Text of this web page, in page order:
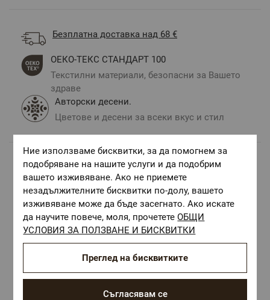
Безплатна доставка над 68 €
ОЕКО-ТЕКС СТАНДАРТ 100
Текстилни материали, безопасни за Вашето
здраве
Авторски десени.
Цветове и десени за всеки вкус и стил
Комбинирай с
Ние използваме бисквитки, за да помогнем за
подобряване на нашите услуги и да подобрим
вашето изживяване. Ако не приемете
незадължителните бисквитки по-долу, вашето
изживяване може да бъде засегнато. Ако искате
да научите повече, моля, прочететеОБЩИ
УСЛОВИЯ ЗА ПОЛЗВАНЕ И БИСКВИТКИ
Съгласявам се
Преглед на бисквитките